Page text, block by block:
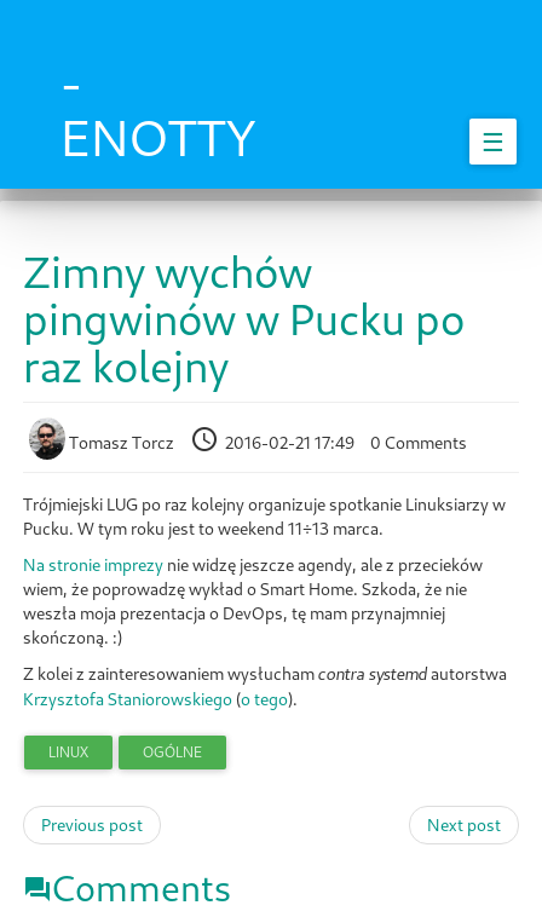
-
ENOTTY
☰
Zimny wychów
pingwinów w Pucku po
raz kolejny
Tomasz Torcz 2016-02-21 17:49 0 Comments
Trójmiejski LUG po raz kolejny organizuje spotkanie Linuksiarzy w
Pucku. W tym roku jest to weekend 11÷13 marca.
Na stronie imprezy nie widzę jeszcze agendy, ale z przecieków
wiem, że poprowadzę wykład o Smart Home. Szkoda, że nie
weszła moja prezentacja o DevOps, tę mam przynajmniej
skończoną. :)
Z kolei z zainteresowaniem wysłuchamcontra systemdautorstwa
Krzysztofa Staniorowskiego (o tego).
LINUX OGÓLNE
Previous post Next post
Comments